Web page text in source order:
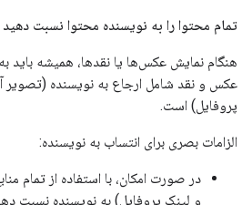
تمام محتوا را به نویسنده محتوا نسبت دهید
هنگام نمایش عکس‌ها یا نقدها، همیشه باید
عکس و نقد شامل ارجاع به نویسنده (تصویر
پروفایل) است.
الزامات بصری برای انتساب به نویسنده:
در صورت امکان، با استفاده از تمام
و لینک پروفایل) به نویسنده نسبت